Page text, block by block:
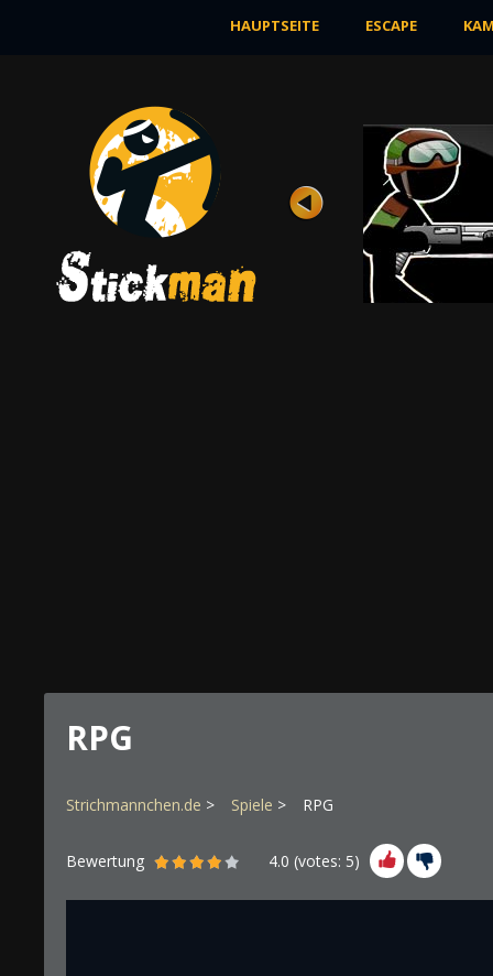
HAUPTSEITE ESCAPE
BOWMAN
Bewertung
Der Kampf zwischen zwei kleinen
Strichmännchen steht bei dieser Mission im
Mittelpunkt ...
JETZT SPIELEN
RPG
Strichmannchen.de Spiele RPG
Bewertung 4.0 (votes: 5)